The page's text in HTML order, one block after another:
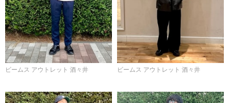
ビームス アウトレット 酒々井 ビームス アウトレット 酒々井